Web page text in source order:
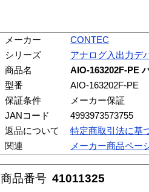
メーカー
CONTEC
シリーズ
アナログ入出力デ
商品名
AIO-163202F-PE
型番
AIO-163202F-PE
保証条件
メーカー保証
JANコード
4993973573755
返品について
特定商取引法に基
関連
メーカー商品ペー
商品番号 41011325